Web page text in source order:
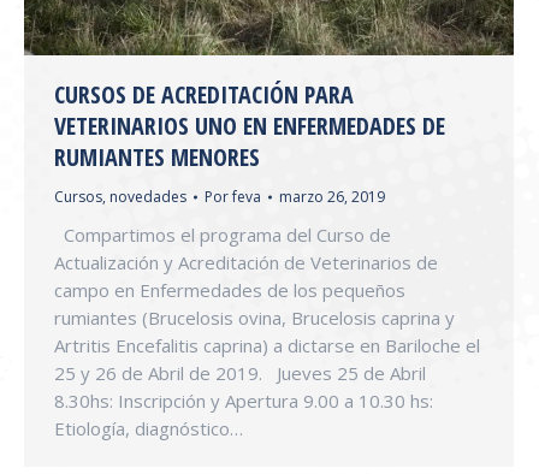
CURSOS DE ACREDITACIÓN PARA
VETERINARIOS UNO EN ENFERMEDADES DE
RUMIANTES MENORES
Cursos, novedades Porfeva marzo 26, 2019
Compartimos el programa del Curso de
Actualización y Acreditación de Veterinarios de
campo en Enfermedades de los pequeños
rumiantes (Brucelosis ovina, Brucelosis caprina y
Artritis Encefalitis caprina) a dictarse en Bariloche el
25 y 26 de Abril de 2019. Jueves 25 de Abril
8.30hs: Inscripción y Apertura 9.00 a 10.30 hs:
Etiología, diagnóstico…